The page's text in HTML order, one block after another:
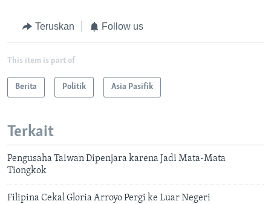
Teruskan Follow us
This item is part of
Berita Politik Asia Pasifik
Terkait
Pengusaha Taiwan Dipenjara karena Jadi Mata-Mata
Tiongkok
Filipina Cekal Gloria Arroyo Pergi ke Luar Negeri